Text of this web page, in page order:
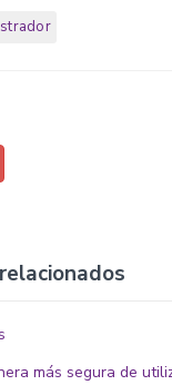
más segura de